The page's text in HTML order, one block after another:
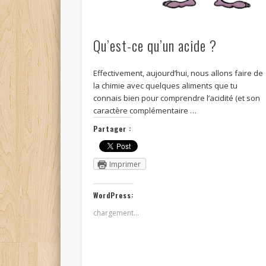
Qu’est-ce qu’un acide ?
Effectivement, aujourd’hui, nous allons faire de
la chimie avec quelques aliments que tu
connais bien pour comprendre l’acidité (et son
caractère complémentaire …
Partager :
Imprimer
WordPress:
chargement…